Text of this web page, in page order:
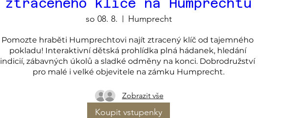
ztraceného klíče na Humprechtu
so 08. 8. Humprecht
Pomozte hraběti Humprechtovi najít ztracený klíč od tajemného
pokladu! Interaktivní dětská prohlídka plná hádanek, hledání
indicií, zábavných úkolů a sladké odměny na konci. Dobrodružství
pro malé i velké objevitele na zámku Humprecht.
Zobrazit vše
Koupit vstupenky